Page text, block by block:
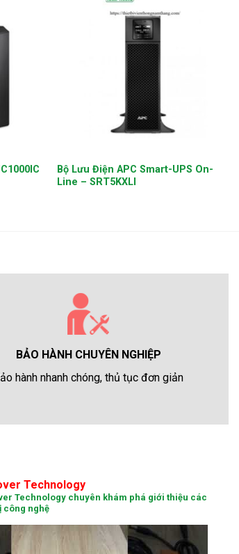
Bộ Lưu Điện APC Smart-UPS On-
Line – SRT5KXLI
BẢO HÀNH CHUYÊN NGHIỆP
hành nhanh chóng, thủ tục đơn giản
Technology
Technology chuyên khám phá giới thiệu các
công nghệ